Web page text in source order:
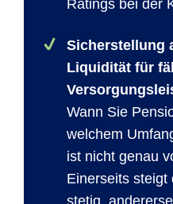
Ratings bei der
Sicherstellung
Liquidität für
Wann Sie
welchem
ist nicht genau
Einerseits steigt
stetig,